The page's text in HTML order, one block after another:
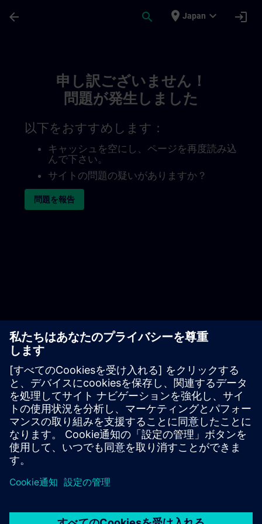
arrow_back search place Japan expand_more login
申し訳ございません！
問題が発生しました
以下をおすすめします：
キャッシュを空にし、ページを再度読み込
んで下さい。
サイトの問題の疑いがありますか？
問題を報告